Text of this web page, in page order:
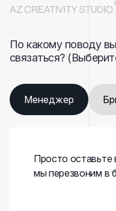
По какому поводу
связаться?
Менеджер
Просто оставьте
мы перезвоним в